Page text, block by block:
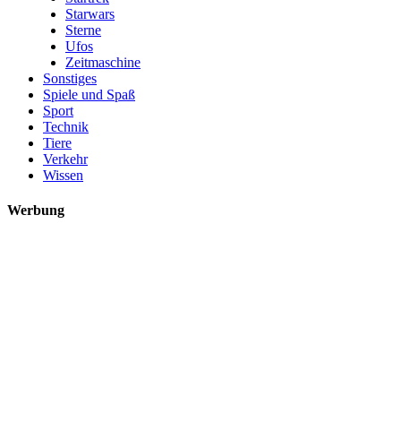
Starwars
Sterne
Ufos
Zeitmaschine
Sonstiges
Spiele und Spaß
Sport
Technik
Tiere
Verkehr
Wissen
Werbung